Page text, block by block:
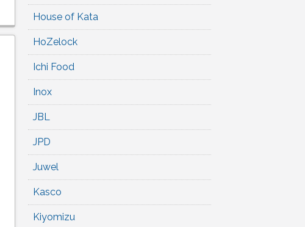
House of Kata
HoZelock
Ichi Food
Inox
JBL
JPD
Juwel
Kasco
Kiyomizu